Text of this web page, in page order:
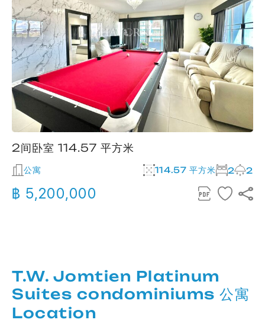
2间卧室 114.57 平方米
公寓 114.57 平方米 2 2
฿ 5,200,000
T.W. Jomtien Platinum
Suites condominiums 公寓
Location